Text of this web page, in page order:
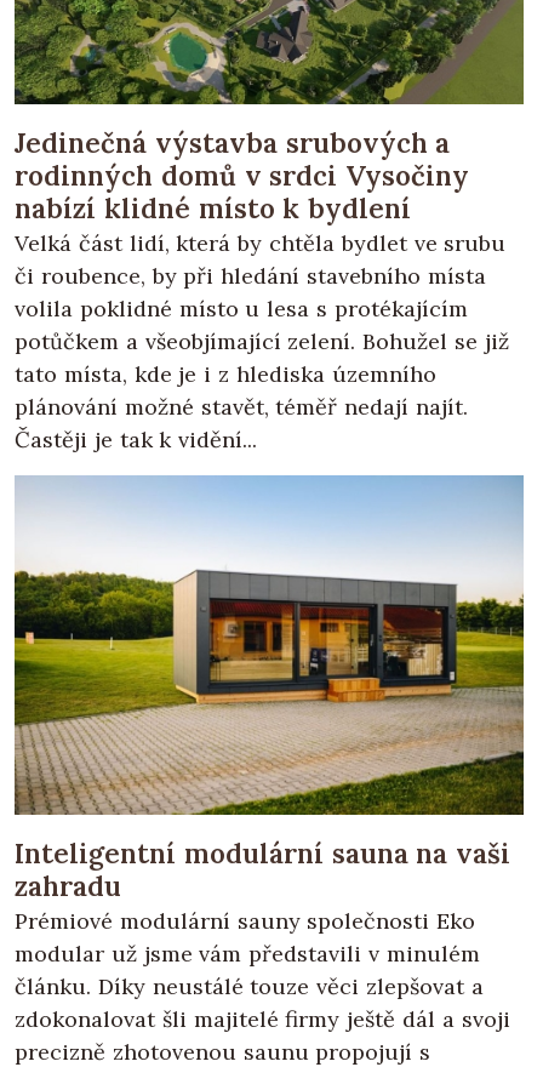
Jedinečná výstavba srubových a
rodinných domů v srdci Vysočiny
nabízí klidné místo k bydlení
Velká část lidí, která by chtěla bydlet ve srubu
či roubence, by při hledání stavebního místa
volila poklidné místo u lesa s protékajícím
potůčkem a všeobjímající zelení. Bohužel se již
tato místa, kde je i z hlediska územního
plánování možné stavět, téměř nedají najít.
Častěji je tak k vidění...
Inteligentní modulární sauna na vaši
zahradu
Prémiové modulární sauny společnosti Eko
modular už jsme vám představili v minulém
článku. Díky neustálé touze věci zlepšovat a
zdokonalovat šli majitelé firmy ještě dál a svoji
precizně zhotovenou saunu propojují s